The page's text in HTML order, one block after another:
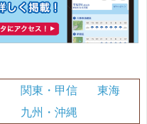
関東・甲信
東海
九州・沖縄